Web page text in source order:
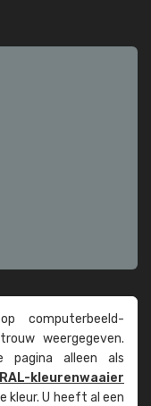
computer­beeld­
weer­gegeven.
pagina alleen als
kleuren­waaier
kleur. U heeft al een